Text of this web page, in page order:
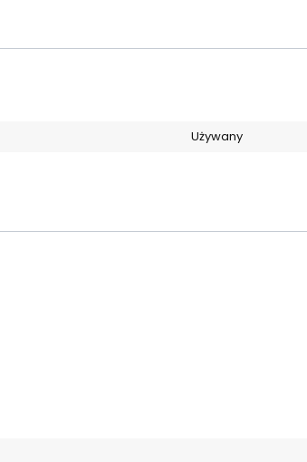
Używany